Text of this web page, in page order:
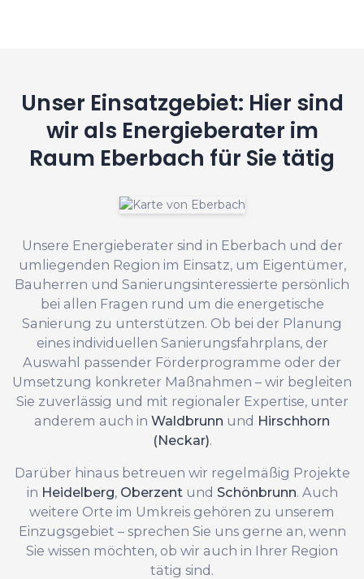
Unser Einsatzgebiet: Hier sind
wir als Energieberater im
Raum Eberbach für Sie tätig
Unsere Energieberater sind in Eberbach und der
umliegenden Region im Einsatz, um Eigentümer,
Bauherren und Sanierungsinteressierte persönlich
bei allen Fragen rund um die energetische
Sanierung zu unterstützen. Ob bei der Planung
eines individuellen Sanierungsfahrplans, der
Auswahl passender Förderprogramme oder der
Umsetzung konkreter Maßnahmen – wir begleiten
Sie zuverlässig und mit regionaler Expertise, unter
anderem auch in Waldbrunn und Hirschhorn
(Neckar).
Darüber hinaus betreuen wir regelmäßig Projekte
in Heidelberg, Oberzentund Schönbrunn. Auch
weitere Orte im Umkreis gehören zu unserem
Einzugsgebiet – sprechen Sie uns gerne an, wenn
Sie wissen möchten, ob wir auch in Ihrer Region
tätig sind.